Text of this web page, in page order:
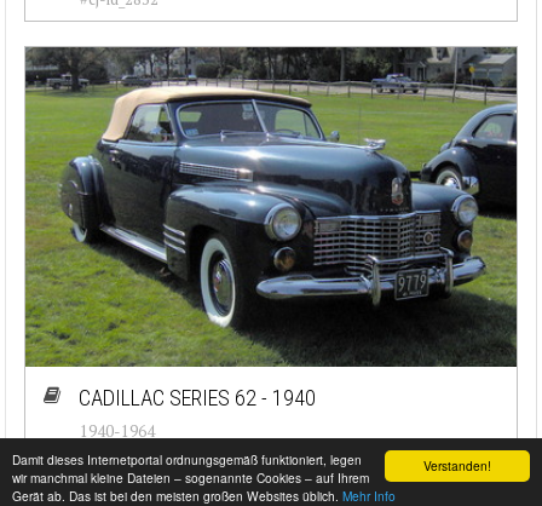
Verstanden!
Damit dieses Internetportal ordnungsgemäß funktioniert, legen
wir manchmal kleine Dateien – sogenannte Cookies – auf Ihrem
Gerät ab. Das ist bei den meisten großen Websites üblich. Mehr Info
CADILLAC SERIES 62 - 1940
1940-1964
#cj-id_2851